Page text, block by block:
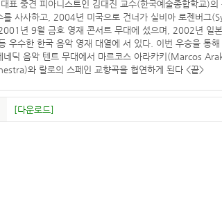
표 중견 피아니스트인 김대진 교수(한국예술종합학교)
를 사사하고, 2004년 미국으로 건너가 실비아 로젠버그
년 9월 금호 영재 콘서트 무대에 섰으며, 2002년 일
우수한 한국 음악 영재 대열에 서 있다. 이번 우승을 통
네딕 음악 텐트 무대에서 마르코스 아라카키(Marcos
와 랄로의 스페인 교향곡을 협연하게 된다 <끝>
[다운로드]